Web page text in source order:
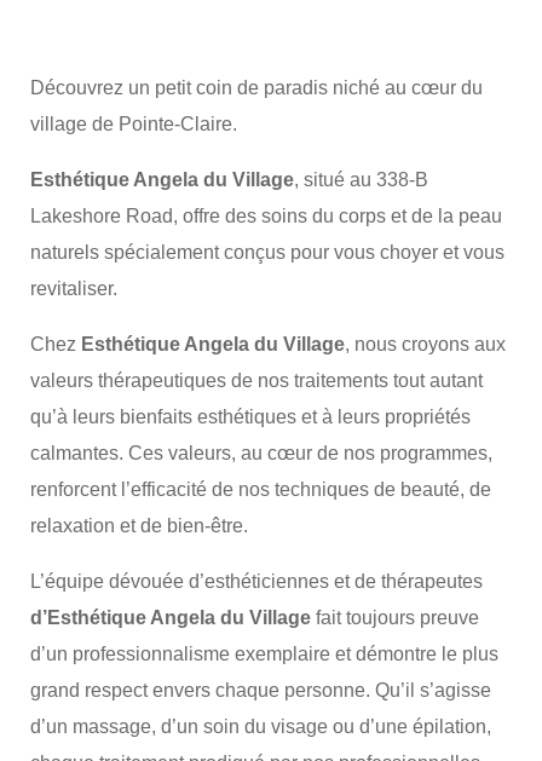
Découvrez un petit coin de paradis niché au cœur du
village de Pointe-Claire.
Esthétique Angela du Village, situé au 338-B
Lakeshore Road, offre des soins du corps et de la peau
naturels spécialement conçus pour vous choyer et vous
revitaliser.
Chez Esthétique Angela du Village, nous croyons aux
valeurs thérapeutiques de nos traitements tout autant
qu’à leurs bienfaits esthétiques et à leurs propriétés
calmantes. Ces valeurs, au cœur de nos programmes,
renforcent l’efficacité de nos techniques de beauté, de
relaxation et de bien-être.
L’équipe dévouée d’esthéticiennes et de thérapeutes
d’Esthétique Angela du Village fait toujours preuve
d’un professionnalisme exemplaire et démontre le plus
grand respect envers chaque personne. Qu’il s’agisse
d’un massage, d’un soin du visage ou d’une épilation,